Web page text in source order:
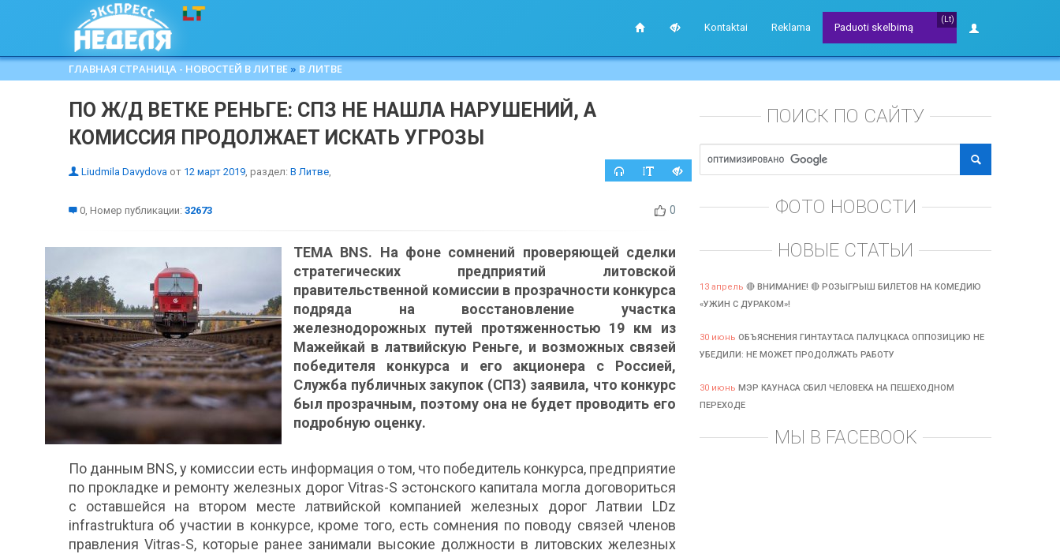
Kontaktai Reklama
(Lt)
Paduoti skelbimą
ГЛАВНАЯ СТРАНИЦА - НОВОСТЕЙ В ЛИТВЕ » В ЛИТВЕ
ПО Ж/Д ВЕТКЕ РЕНЬГЕ: СПЗ НЕ НАШЛА НАРУШЕНИЙ, А
КОМИССИЯ ПРОДОЛЖАЕТ ИСКАТЬ УГРОЗЫ
Liudmila Davydova от 12 март 2019, раздел: В Литве,
0, Номер публикации: 32673 0
ТЕМА BNS. На фоне сомнений проверяющей сделки
стратегических предприятий литовской
правительственной комиссии в прозрачности конкурса
подряда на восстановление участка
железнодорожных путей протяженностью 19 км из
Мажейкай в латвийскую Реньге, и возможных связей
победителя конкурса и его акционера с Россией,
Служба публичных закупок (СПЗ) заявила, что конкурс
был прозрачным, поэтому она не будет проводить его
подробную оценку.
По данным BNS, у комиссии есть информация о том, что победитель конкурса, предприятие
по прокладке и ремонту железных дорог Vitras-S эстонского капитала могла договориться
с оставшейся на втором месте латвийской компанией железных дорог Латвии LDz
infrastruktura об участии в конкурсе, кроме того, есть сомнения по поводу связей членов
правления Vitras-S, которые ранее занимали высокие должности в литовских железных
ПОИСК ПО САЙТУ
ФОТО НОВОСТИ
НОВЫЕ СТАТЬИ
13 апрель 🔴 ВНИМАНИЕ! 🔴 РОЗЫГРЫШ БИЛЕТОВ НА КОМЕДИЮ
«УЖИН С ДУРАКОМ»!
30 июнь ОБЪЯСНЕНИЯ ГИНТАУТАСА ПАЛУЦКАСА ОППОЗИЦИЮ НЕ
УБЕДИЛИ: НЕ МОЖЕТ ПРОДОЛЖАТЬ РАБОТУ
30 июнь МЭР КАУНАСА СБИЛ ЧЕЛОВЕКА НА ПЕШЕХОДНОМ
ПЕРЕХОДЕ
МЫ В FACEBOOK